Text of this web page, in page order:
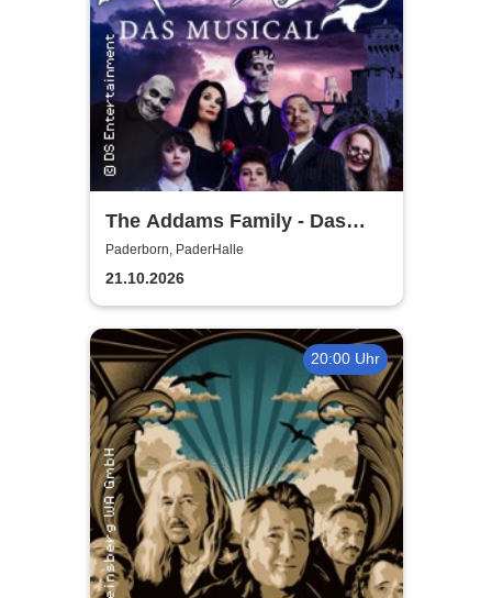
The Addams Family - Das
Musical
Paderborn, PaderHalle
21.10.2026
20:00 Uhr